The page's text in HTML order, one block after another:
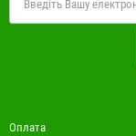
Оплата